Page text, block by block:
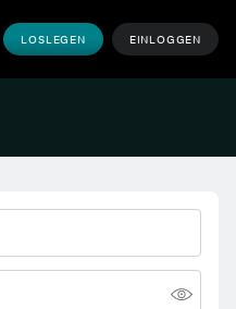
LOSLEGEN EINLOGGEN